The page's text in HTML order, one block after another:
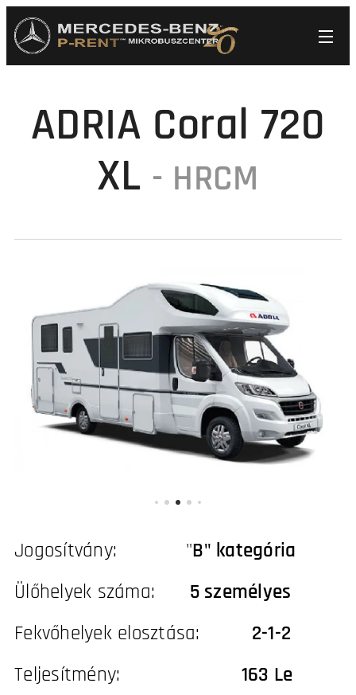
ADRIA Coral 720
XL - HRCM
Jogosítvány: "B" kategória
Ülőhelyek száma: 5 személyes
Fekvőhelyek elosztása: 2-1-2
Teljesítmény: 163 Le